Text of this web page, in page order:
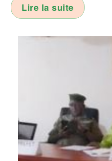
Lire la suite